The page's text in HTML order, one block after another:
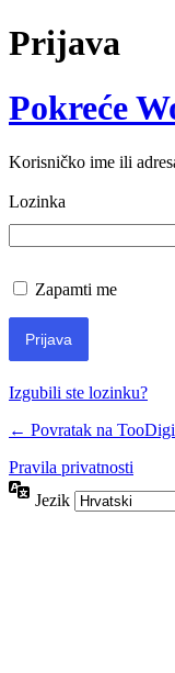
Prijava
Pokreće
Korisničko ime ili
Lozinka
Zapamti me
Izgubili ste lozinku?
← Povratak na
Pravila privatnosti
Jezik